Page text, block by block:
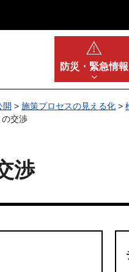
防災・ 緊急情報
開 > 施策プロセスの見える化 >
交渉
渉